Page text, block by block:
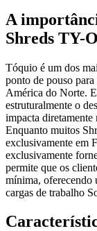
A
Shreds TY-
Tóquio é um dos
ponto de pouso
América do Norte.
estruturalmente o
impacta diretamente
Enquanto muitos
exclusivamente em
exclusivamente
permite que os
mínima, oferecendo
cargas de trabalho